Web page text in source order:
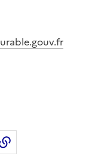
LinkedInpar email